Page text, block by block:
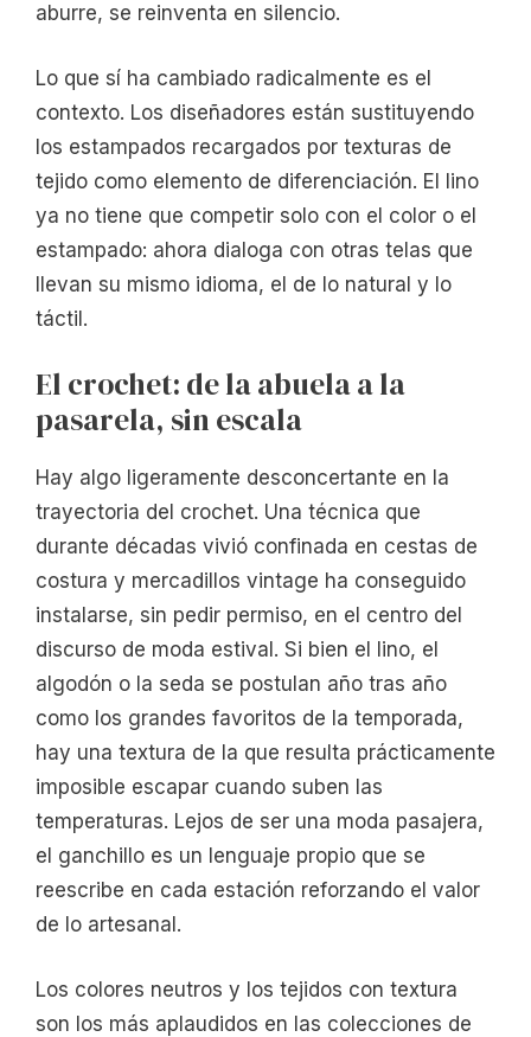
aburre, se reinventa en silencio.
Lo que sí ha cambiado radicalmente es el
contexto. Los diseñadores están sustituyendo
los estampados recargados por texturas de
tejido como elemento de diferenciación. El lino
ya no tiene que competir solo con el color o el
estampado: ahora dialoga con otras telas que
llevan su mismo idioma, el de lo natural y lo
táctil.
El crochet: de la abuela a la
pasarela, sin escala
Hay algo ligeramente desconcertante en la
trayectoria del crochet. Una técnica que
durante décadas vivió confinada en cestas de
costura y mercadillos vintage ha conseguido
instalarse, sin pedir permiso, en el centro del
discurso de moda estival. Si bien el lino, el
algodón o la seda se postulan año tras año
como los grandes favoritos de la temporada,
hay una textura de la que resulta prácticamente
imposible escapar cuando suben las
temperaturas. Lejos de ser una moda pasajera,
el ganchillo es un lenguaje propio que se
reescribe en cada estación reforzando el valor
de lo artesanal.
Los colores neutros y los tejidos con textura
son los más aplaudidos en las colecciones de